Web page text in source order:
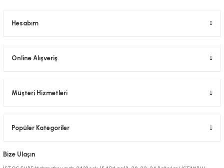
Hesabım
Online Alışveriş
Müşteri Hizmetleri
Popüler Kategoriler
Bize Ulaşın